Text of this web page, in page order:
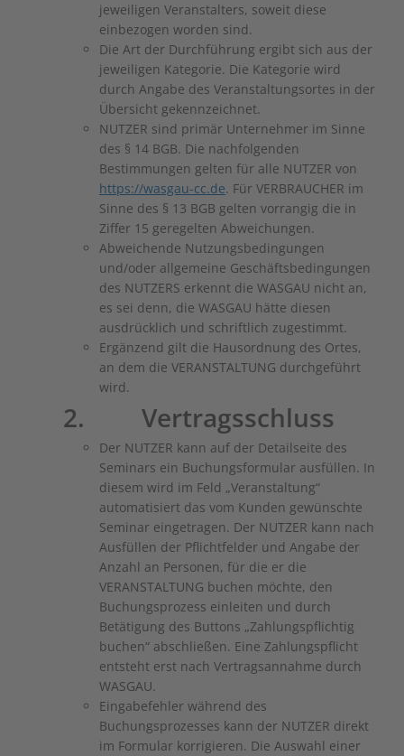
jeweiligen Veranstalters, soweit diese
einbezogen worden sind.
Die Art der Durchführung ergibt sich aus der
jeweiligen Kategorie. Die Kategorie wird
durch Angabe des Veranstaltungsortes in der
Übersicht gekennzeichnet.
NUTZER sind primär Unternehmer im Sinne
des § 14 BGB. Die nachfolgenden
Bestimmungen gelten für alle NUTZER von
https://wasgau-cc.de. Für VERBRAUCHER im
Sinne des § 13 BGB gelten vorrangig die in
Ziffer ‎15 geregelten Abweichungen.
Abweichende Nutzungsbedingungen
und/oder allgemeine Geschäftsbedingungen
des NUTZERS erkennt die WASGAU nicht an,
es sei denn, die WASGAU hätte diesen
ausdrücklich und schriftlich zugestimmt.
Ergänzend gilt die Hausordnung des Ortes,
an dem die VERANSTALTUNG durchgeführt
wird.
2. Vertragsschluss
Der NUTZER kann auf der Detailseite des
Seminars ein Buchungsformular ausfüllen. In
diesem wird im Feld „Veranstaltung“
automatisiert das vom Kunden gewünschte
Seminar eingetragen. Der NUTZER kann nach
Ausfüllen der Pflichtfelder und Angabe der
Anzahl an Personen, für die er die
VERANSTALTUNG buchen möchte, den
Buchungsprozess einleiten und durch
Betätigung des Buttons „Zahlungspflichtig
buchen“ abschließen. Eine Zahlungspflicht
entsteht erst nach Vertragsannahme durch
WASGAU.
Eingabefehler während des
Buchungsprozesses kann der NUTZER direkt
im Formular korrigieren. Die Auswahl einer